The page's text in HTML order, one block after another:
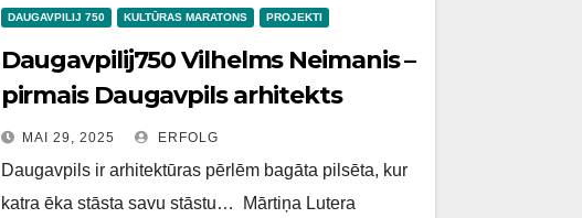
DAUGAVPILIJ 750 KULTŪRAS MARATONS PROJEKTI
Daugavpilij750 Vilhelms Neimanis –
pirmais Daugavpils arhitekts
MAI 29, 2025 ERFOLG
Daugavpils ir arhitektūras pērlēm bagāta pilsēta, kur
katra ēka stāsta savu stāstu… Mārtiņa Lutera